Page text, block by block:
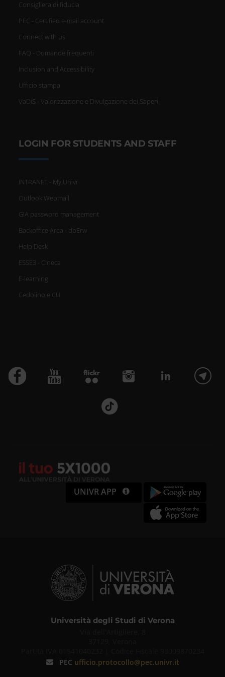
Consigliera di fiducia
PEC - Certified e-mail account
Connect with us
FAQ - Domande frequenti
Inclusion and Accessibility
Ufficio stampa
VaDiS - Valorizzazione e Divulgazione dei Saperi
LOGIN FOR STUDENTS AND STAFF
INTRANET - My Univr
Outlook Webmail
GIA password management
Backoffice Area - dbErw
Help Desk
ESSE3 - Cineca
E-learning
Cedolino e CU
UNIVR APP
Università degli Studi di Verona
PEC ufficio.protocollo@pec.univr.it